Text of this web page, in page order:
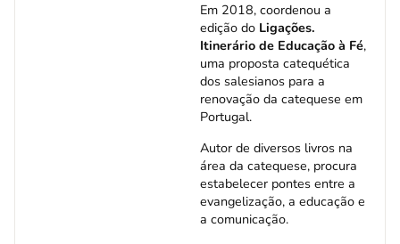
Em 2018, coordenou a
edição do Ligações.
Itinerário de Educação à Fé,
uma proposta catequética
dos salesianos para a
renovação da catequese em
Portugal.
Autor de diversos livros na
área da catequese, procura
estabelecer pontes entre a
evangelização, a educação e
a comunicação.